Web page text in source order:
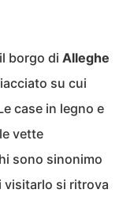
borgo di Alleghe
su cui
case in legno e
vette
sono sinonimo
visitarlo si ritrova